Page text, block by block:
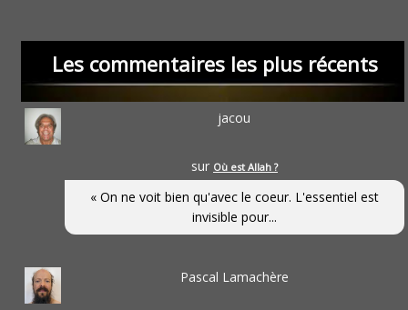
Les commentaires les plus récents
jacou
sur Où est Allah ?
« On ne voit bien qu'avec le coeur. L'essentiel est
invisible pour...
Pascal Lamachère